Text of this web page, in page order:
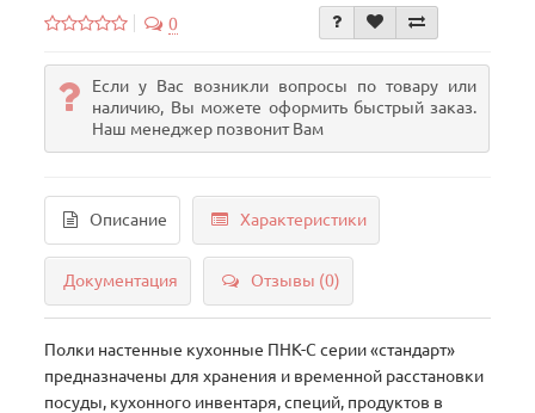
0
Если у Вас возникли вопросы по товару или
наличию, Вы можете оформить быстрый заказ.
Наш менеджер позвонит Вам
Описание Характеристики
Документация Отзывы (0)
Полки настенные кухонные ПНК-С серии «стандарт»
предназначены для хранения и временной расстановки
посуды, кухонного инвентаря, специй, продуктов в